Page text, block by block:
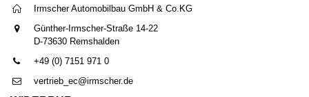
Irmscher Automobilbau GmbH & Co.KG
Günther-Irmscher-Straße 14-22
D-73630 Remshalden
+49 (0) 7151 971 0
vertrieb_ec@irmscher.de